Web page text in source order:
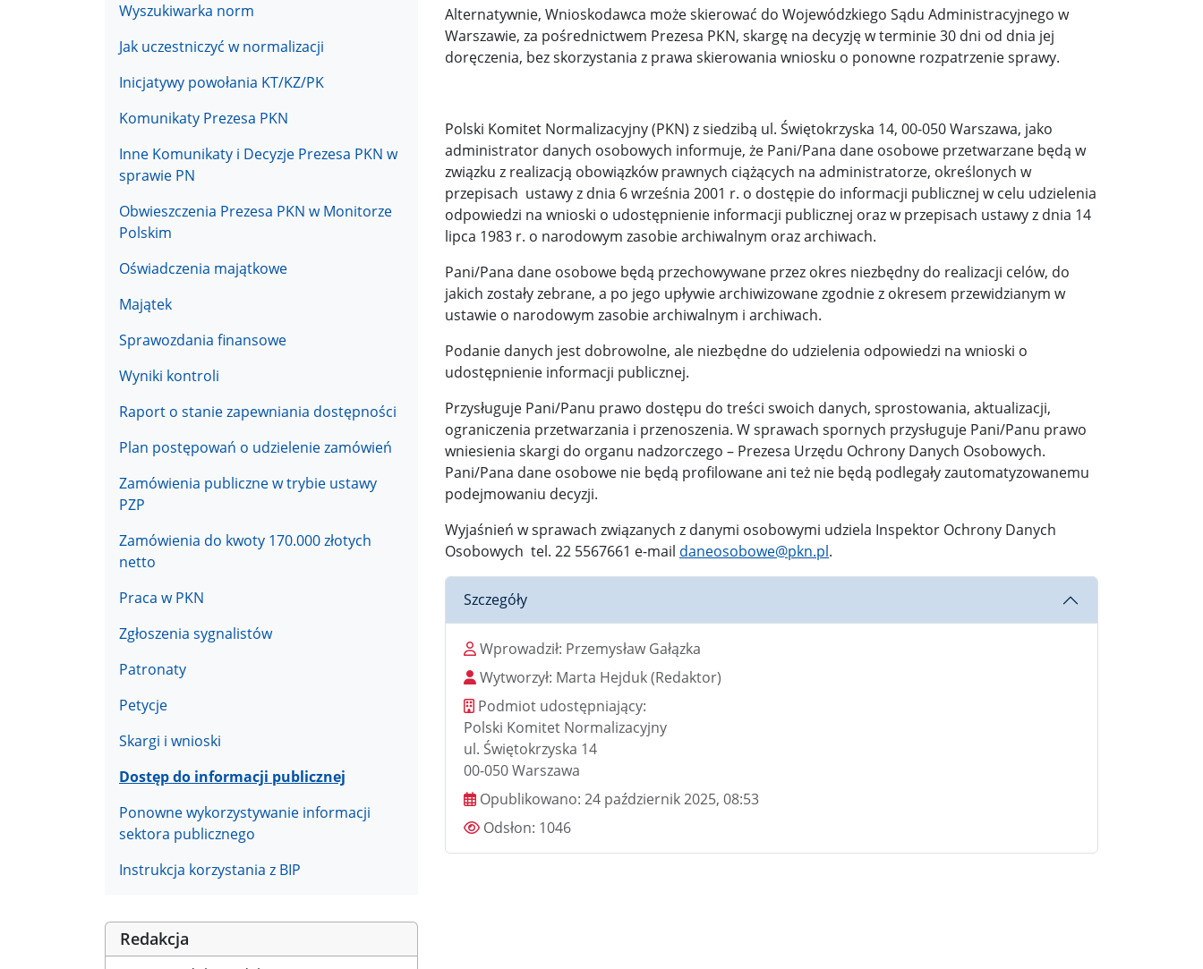
Wyszukiwarka norm
Jak uczestniczyć w normalizacji
Inicjatywy powołania KT/KZ/PK
Komunikaty Prezesa PKN
Inne Komunikaty i Decyzje Prezesa PKN w
sprawie PN
Obwieszczenia Prezesa PKN w Monitorze
Polskim
Oświadczenia majątkowe
Majątek
Sprawozdania finansowe
Wyniki kontroli
Raport o stanie zapewniania dostępności
Plan postępowań o udzielenie zamówień
Zamówienia publiczne w trybie ustawy
PZP
Zamówienia do kwoty 170.000 złotych
netto
Praca w PKN
Zgłoszenia sygnalistów
Patronaty
Petycje
Skargi i wnioski
Dostęp do informacji publicznej
Ponowne wykorzystywanie informacji
sektora publicznego
Instrukcja korzystania z BIP
Redakcja
Alternatywnie, Wnioskodawca może skierować do Wojewódzkiego Sądu Administracyjnego w
Warszawie, za pośrednictwem Prezesa PKN, skargę na decyzję w terminie 30 dni od dnia jej
doręczenia, bez skorzystania z prawa skierowania wniosku o ponowne rozpatrzenie sprawy.
Polski Komitet Normalizacyjny (PKN) z siedzibą ul. Świętokrzyska 14, 00-050 Warszawa, jako
administrator danych osobowych informuje, że Pani/Pana dane osobowe przetwarzane będą w
związku z realizacją obowiązków prawnych ciążących na administratorze, określonych w
przepisach ustawy z dnia 6 września 2001 r. o dostępie do informacji publicznej w celu udzielenia
odpowiedzi na wnioski o udostępnienie informacji publicznej oraz w przepisach ustawy z dnia 14
lipca 1983 r. o narodowym zasobie archiwalnym oraz archiwach.
Pani/Pana dane osobowe będą przechowywane przez okres niezbędny do realizacji celów, do
jakich zostały zebrane, a po jego upływie archiwizowane zgodnie z okresem przewidzianym w
ustawie o narodowym zasobie archiwalnym i archiwach.
Podanie danych jest dobrowolne, ale niezbędne do udzielenia odpowiedzi na wnioski o
udostępnienie informacji publicznej.
Przysługuje Pani/Panu prawo dostępu do treści swoich danych, sprostowania, aktualizacji,
ograniczenia przetwarzania i przenoszenia. W sprawach spornych przysługuje Pani/Panu prawo
wniesienia skargi do organu nadzorczego – Prezesa Urzędu Ochrony Danych Osobowych.
Pani/Pana dane osobowe nie będą profilowane ani też nie będą podlegały zautomatyzowanemu
podejmowaniu decyzji.
Wyjaśnień w sprawach związanych z danymi osobowymi udziela Inspektor Ochrony Danych
Osobowych tel. 22 5567661 e-mail daneosobowe@pkn.pl.
Szczegóły
Wprowadził
Wprowadził: Przemysław Gałązka
Wytworzył
Wytworzył: Marta Hejduk(Redaktor)
Podmiot udostępniający
Podmiot udostępniający:
Polski Komitet Normalizacyjny
ul. Świętokrzyska 14
00-050 Warszawa
Data publikacji
Opublikowano: 24 październik 2025, 08:53
Odsłony
Odsłon: 1046